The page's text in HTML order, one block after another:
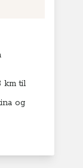
km til
og